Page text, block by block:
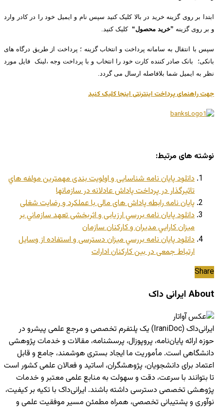
ابتدا بر روی گزینه خرید در بالا کلیک کنید سپس نام و ایمیل خود را در کادر وارد
و بر روی گزینه ”خرید محصول“ کلیک کنید.
سپس با انتقال به سامانه پرداخت و انتخاب گزینه ؛ پرداخت از طریق درگاه های
بانکی؛ بانک صادر کننده کارت خود را انتخاب و با پرداخت وجه ،لینک فایل مورد
نظر به ایمیل شما بلافاصله ارسال می گردد.
جهت راهنمای پرداخت اینترنتی اینجا کلیک کنید
نوشته های مرتبط:
دانلود پایان نامه شناسایی و اولویت بندی مهمترین مولفه هاي
تاثیرگذار در پرداخت پاداش عادلانه در سازمانها
پایان نامه رابطه پاداش های مالی با عملکرد و رضایت شغلی
دانلود پایان نامه بررسي ارزیابی و اثربخشی تعهد سازماني بر
میزان كارايي مديران و كاركنان سازمان
دانلود پایان نامه بررسي ميزان دسترسی و استفاده از وسایل
ارتباط جمعی در بين كاركنان ادارات
Share
About ایرانی داک
ایرانی‌داک (IraniDoc) یک پلتفرم تخصصی و مرجع علمی پیشرو در
حوزه ارائه پایان‌نامه، پروپوزال، پرسشنامه، مقالات و خدمات پژوهشی
دانشگاهی است. مأموریت ما ایجاد بستری هوشمند، جامع و قابل
اعتماد برای دانشجویان، پژوهشگران، اساتید و فعالان علمی کشور است
تا بتوانند با سرعت، دقت و سهولت به منابع علمی معتبر و خدمات
پژوهشی تخصصی دسترسی داشته باشند. ایرانی‌داک با تکیه بر کیفیت،
نوآوری و پشتیبانی تخصصی، همراه مطمئن مسیر موفقیت علمی و